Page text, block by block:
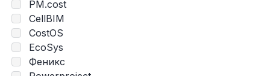
PM.cost
CellBIM
CostOS
EcoSys
Феникс